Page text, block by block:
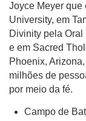
Joyce Meyer que
University, em
Divinity pela Oral
e em Sacred
Phoenix,
milhões de
por meio da fé.
Campo de